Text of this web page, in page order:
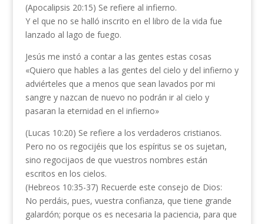
(Apocalipsis 20:15) Se refiere al infierno.
Y el que no se halló inscrito en el libro de la vida fue
lanzado al lago de fuego.
Jesús me instó a contar a las gentes estas cosas
«Quiero que hables a las gentes del cielo y del infierno y
adviérteles que a menos que sean lavados por mi
sangre y nazcan de nuevo no podrán ir al cielo y
pasaran la eternidad en el infierno»
(Lucas 10:20) Se refiere a los verdaderos cristianos.
Pero no os regocijéis que los espíritus se os sujetan,
sino regocijaos de que vuestros nombres están
escritos en los cielos.
(Hebreos 10:35-37) Recuerde este consejo de Dios:
No perdáis, pues, vuestra confianza, que tiene grande
galardón; porque os es necesaria la paciencia, para que